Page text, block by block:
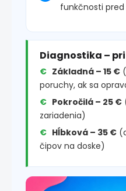
funkčnosti
Diagnostika –
Základná – 15 €
poruchy, ak sa
Pokročilá – 25 €
zariadenia)
Hĺbková – 35 €
čipov na doske)